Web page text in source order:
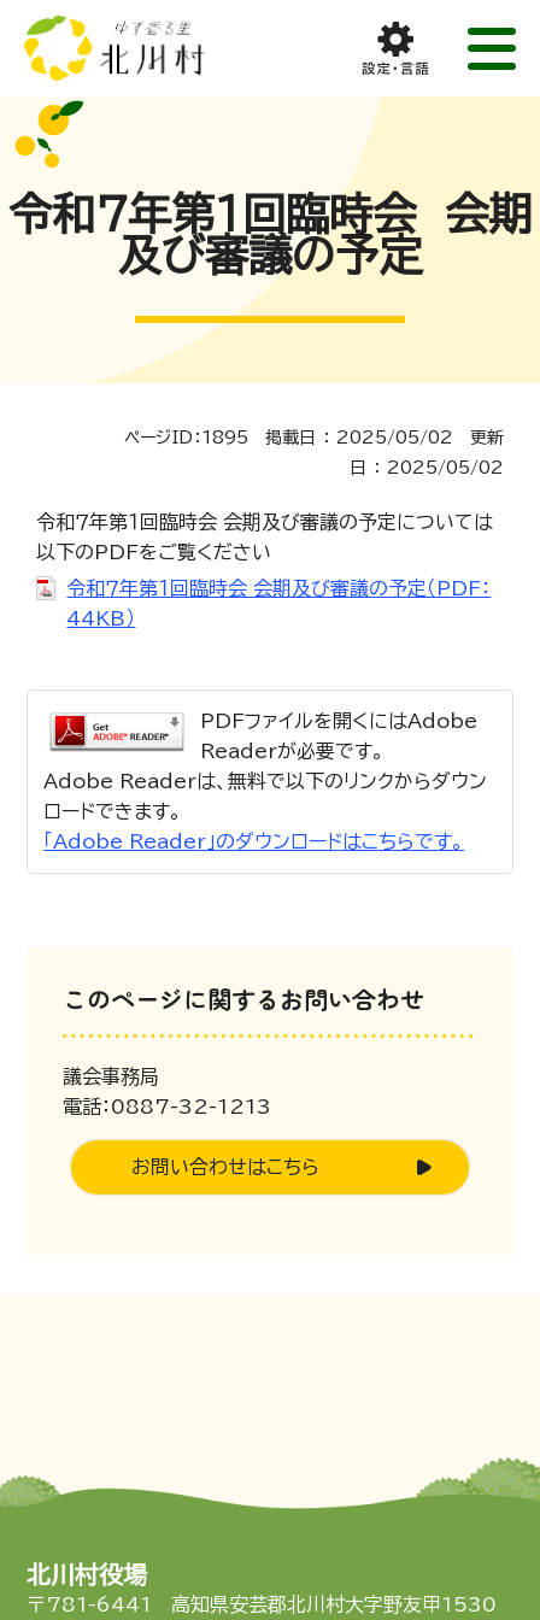
令和７年第１回臨時会 会期
及び審議の予定
ページID：1895 掲載日 ： 2025/05/02 更新
日 ： 2025/05/02
令和７年第１回臨時会 会期及び審議の予定については
以下のPDFをご覧ください
令和７年第１回臨時会 会期及び審議の予定（PDF：
44KB）
PDFファイルを開くにはAdobe
Readerが必要です。
Adobe Readerは、無料で以下のリンクからダウン
ロードできます。
「Adobe Reader」のダウンロードはこちらです。
このページに関するお問い合わせ
議会事務局
電話：0887-32-1213
お問い合わせはこちら
北川村役場
〒781-6441 高知県安芸郡北川村大字野友甲1530